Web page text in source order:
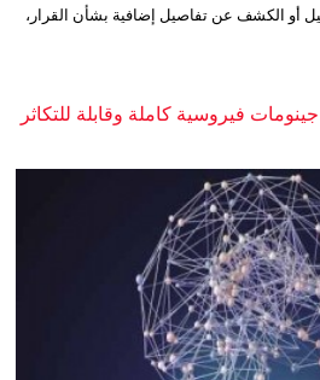
أو الكشف عن تفاصيل إضافية بشأن القرار،
فيروسية كاملة وقابلة للتكاثر